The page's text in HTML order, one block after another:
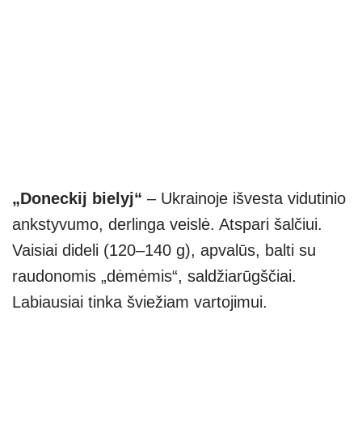
„Doneckij bielyj“ – Ukrainoje išvesta vidutinio
ankstyvumo, derlinga veislė. Atspari šalčiui.
Vaisiai dideli (120–140 g), apvalūs, balti su
raudonomis „dėmėmis“, saldžiarūgščiai.
Labiausiai tinka šviežiam vartojimui.